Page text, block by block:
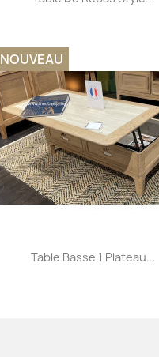
Aperçu rapide
Table Basse 1 Plateau...
NOUVEAU